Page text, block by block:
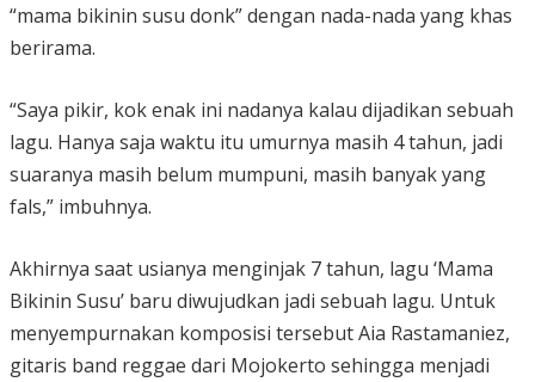
“mama bikinin susu donk” dengan nada-nada yang khas
berirama.
“Saya pikir, kok enak ini nadanya kalau dijadikan sebuah
lagu. Hanya saja waktu itu umurnya masih 4 tahun, jadi
suaranya masih belum mumpuni, masih banyak yang
fals,” imbuhnya.
Akhirnya saat usianya menginjak 7 tahun, lagu ‘Mama
Bikinin Susu’ baru diwujudkan jadi sebuah lagu. Untuk
menyempurnakan komposisi tersebut Aia Rastamaniez,
gitaris band reggae dari Mojokerto sehingga menjadi